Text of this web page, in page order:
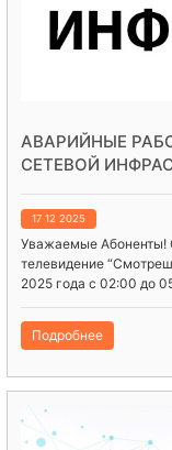
АВАРИЙНЫЕ
СЕТЕВОЙ
17 12 2025
Уважаемые Абоненты!
телевидение
2025 года с 02:00 до
Подробнее